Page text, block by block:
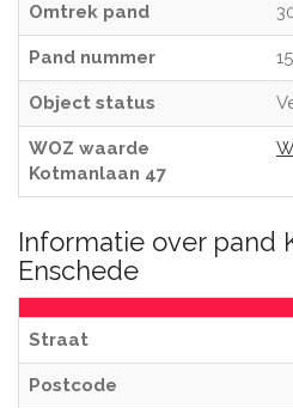
Omtrek pand
Pand nummer
Object status
WOZ waarde
Kotmanlaan 47
Informatie over pand
Enschede
Straat
Postcode